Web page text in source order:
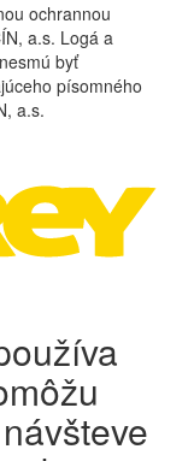
ochrannou
a.s. Logá a
byť
písomného
a.s.